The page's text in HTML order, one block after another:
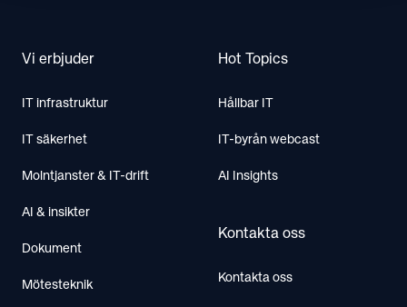
Vi erbjuder
IT infrastruktur
IT säkerhet
Molntjanster & IT-drift
AI & insikter
Dokument
Mötesteknik
Hot Topics
Hållbar IT
IT-byrån webcast
AI Insights
Kontakta oss
Kontakta oss